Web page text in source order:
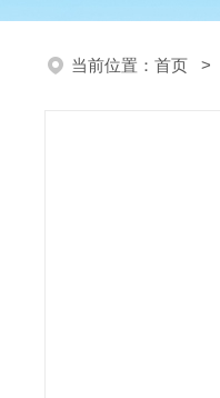
当前位置： 首页 >